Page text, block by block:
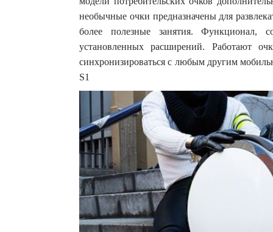
необычные очки предназначены для
более полезные занятия. Функционал,
установленных расширений. Работают
синхронизироваться с любым другим
S1